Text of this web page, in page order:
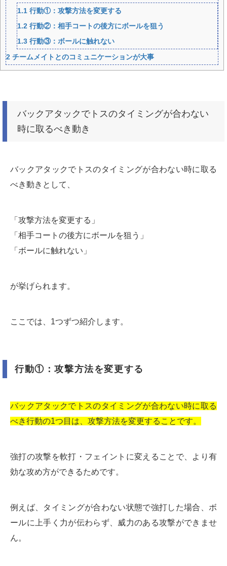
1.1 行動①：攻撃方法を変更する
1.2 行動②：相手コートの後方にボールを狙う
1.3 行動③：ボールに触れない
2 チームメイトとのコミュニケーションが大事
バックアタックでトスのタイミングが合わない
時に取るべき動き
バックアタックでトスのタイミングが合わない時に取る
べき動きとして、
「攻撃方法を変更する」
「相手コートの後方にボールを狙う」
「ボールに触れない」
が挙げられます。
ここでは、1つずつ紹介します。
行動①：攻撃方法を変更する
バックアタックでトスのタイミングが合わない時に取る
べき行動の1つ目は、攻撃方法を変更することです。
強打の攻撃を軟打・フェイントに変えることで、より有
効な攻め方ができるためです。
例えば、タイミングが合わない状態で強打した場合、ボ
ールに上手く力が伝わらず、威力のある攻撃ができませ
ん。